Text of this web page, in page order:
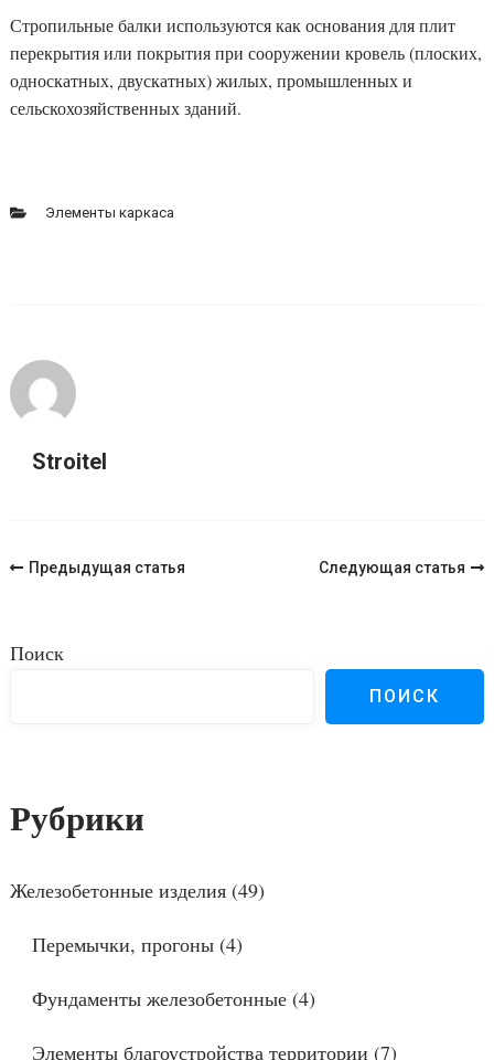
Стропильные балки используются как основания для плит
перекрытия или покрытия при сооружении кровель (плоских,
односкатных, двускатных) жилых, промышленных и
сельскохозяйственных зданий.
Элементы каркаса
Stroitel
Навигация
Предыдущая статья Следующая статья
Поиск
ПОИСК
Рубрики
Железобетонные изделия(49)
Перемычки, прогоны(4)
Фундаменты железобетонные(4)
Элементы благоустройства территории (7)